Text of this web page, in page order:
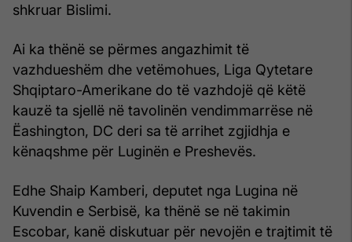
shkruar Bislimi.
Ai ka thënë se përmes angazhimit të
vazhdueshëm dhe vetëmohues, Liga Qytetare
Shqiptaro-Amerikane do të vazhdojë që këtë
kauzë ta sjellë në tavolinën vendimmarrëse në
Ëashington, DC deri sa të arrihet zgjidhja e
kënaqshme për Luginën e Preshevës.
Edhe Shaip Kamberi, deputet nga Lugina në
Kuvendin e Serbisë, ka thënë se në takimin
Escobar, kanë diskutuar për nevojën e trajtimit të